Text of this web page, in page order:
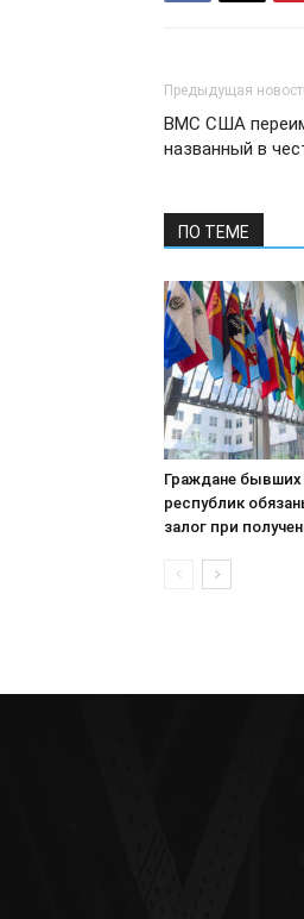
Предыдущая
ВМС США
названный в
ПО ТЕМЕ
Граждане бывших
республик
залог при